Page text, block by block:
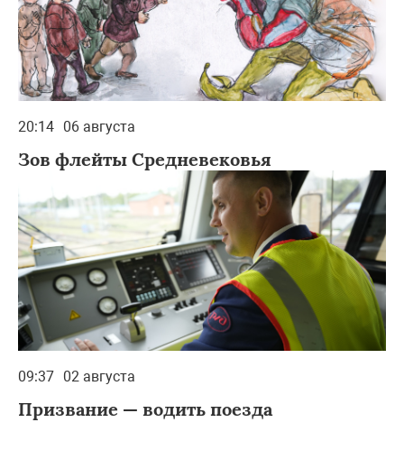
20:14 06 августа
Зов флейты Средневековья
09:37 02 августа
Призвание — водить поезда